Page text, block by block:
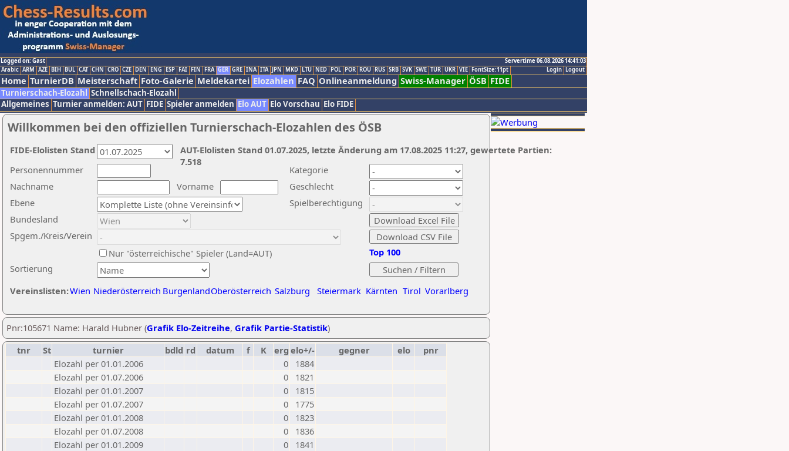
Logged on: Gast
Servertime 06.08.2026 14:41:03
Logout
Login
Arabic ARM AZE BIH BUL CAT CHN CRO CZE DEN ENG ESP FAI FIN FRA GER GRE INA ITA JPN MKD LTU NED POL POR ROU RUS SRB SVK SWE TUR UKR VIE FontSize:11pt
Home TurnierDB Meisterschaft Foto-Galerie Meldekartei Elozahlen FAQ Onlineanmeldung Swiss-Manager ÖSB FIDE
Turnierschach-Elozahl Schnellschach-Elozahl
Allgemeines Turnier anmelden: AUT FIDE Spieler anmelden Elo AUT Elo Vorschau Elo FIDE
Willkommen bei den offiziellen Turnierschach-Elozahlen des ÖSB
Nachname
Vorname
Ebene
Kategorie
Sortierung
Personennummer
Bundesland
Spgem./Kreis/Verein
Geschlecht
Nur "österreichische" Spieler (Land=AUT)
Spielberechtigung
Vereinslisten:Wien Niederösterreich BurgenlandOberösterreich Salzburg Steiermark Kärnten Tirol Vorarlberg
Top 100
AUT-Elolisten Stand 01.07.2025, letzte Änderung am 17.08.2025 11:27, gewertete Partien:
7.518
FIDE-Elolisten Stand
Pnr:105671 Name: Harald Hubner (Grafik Elo-Zeitreihe, Grafik Partie-Statistik)
tnr
St turnier bdld rd datum f K erg elo+/- gegner elo
pnr
Elozahl per 01.01.2006
0
1884
Elozahl per 01.07.2006
0
1821
Elozahl per 01.01.2007
0
1815
Elozahl per 01.07.2007
0
1775
Elozahl per 01.01.2008
0
1823
Elozahl per 01.07.2008
0
1836
Elozahl per 01.01.2009
0
1841